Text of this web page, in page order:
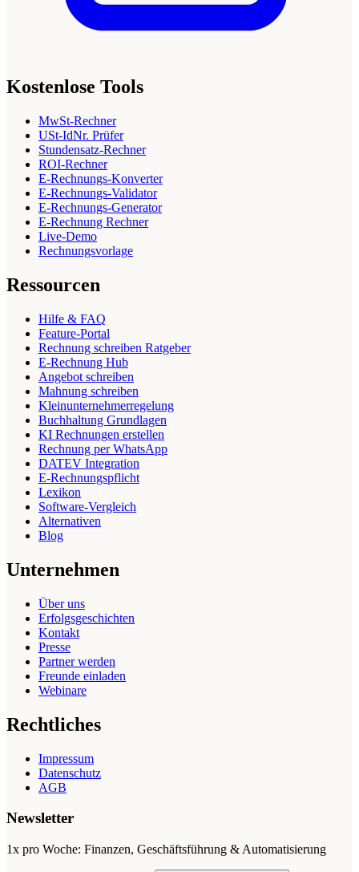
Kostenlose Tools
MwSt-Rechner
USt-IdNr. Prüfer
Stundensatz-Rechner
ROI-Rechner
E-Rechnungs-Konverter
E-Rechnungs-Validator
E-Rechnungs-Generator
E-Rechnung Rechner
Live-Demo
Rechnungsvorlage
Ressourcen
Hilfe & FAQ
Feature-Portal
Rechnung schreiben Ratgeber
E-Rechnung Hub
Angebot schreiben
Mahnung schreiben
Kleinunternehmerregelung
Buchhaltung Grundlagen
KI Rechnungen erstellen
Rechnung per WhatsApp
DATEV Integration
E-Rechnungspflicht
Lexikon
Software-Vergleich
Alternativen
Blog
Unternehmen
Über uns
Erfolgsgeschichten
Kontakt
Presse
Partner werden
Freunde einladen
Webinare
Rechtliches
Impressum
Datenschutz
AGB
Newsletter
1x pro Woche: Finanzen, Geschäftsführung & Automatisierung